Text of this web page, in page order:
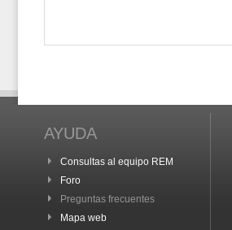
AYUDA
Consultas al equipo REM
Foro
Preguntas frecuentes
Mapa web